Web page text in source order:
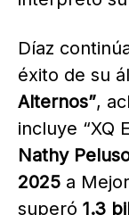
Díaz
éxito de su
Alternos”,
incluye “XQ
Nathy
2025 a
superó 1.3